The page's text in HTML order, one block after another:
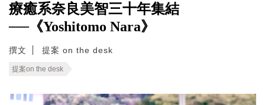
療癒系奈良美智三十年集結
──《Yoshitomo Nara》
撰文 提案 on the desk
提案on the desk